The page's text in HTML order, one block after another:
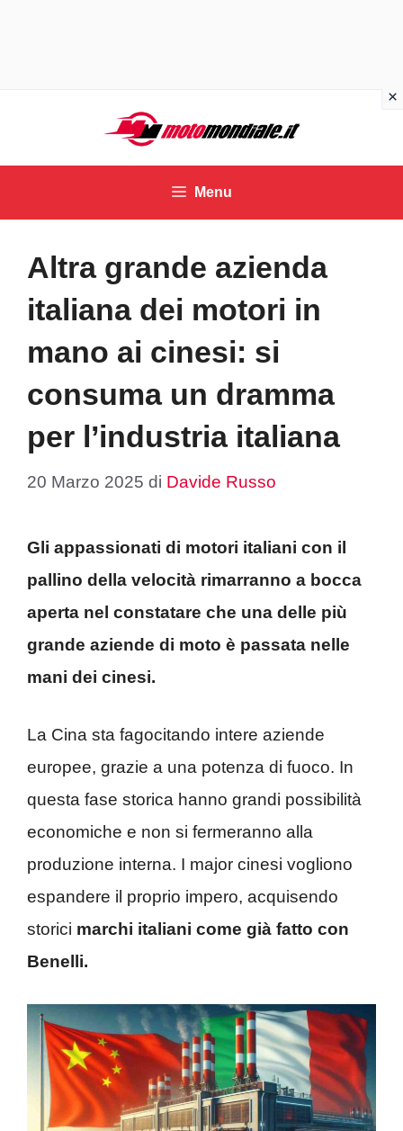
contenuto
Menu
Altra grande azienda
italiana dei motori in
mano ai cinesi: si
consuma un dramma
per l’industria italiana
20 Marzo 2025 di Davide Russo
Gli appassionati di motori italiani con il
pallino della velocità rimarranno a bocca
aperta nel constatare che una delle più
grande aziende di moto è passata nelle
mani dei cinesi.
La Cina sta fagocitando intere aziende
europee, grazie a una potenza di fuoco. In
questa fase storica hanno grandi possibilità
economiche e non si fermeranno alla
produzione interna. I major cinesi vogliono
espandere il proprio impero, acquisendo
storici marchi italiani come già fatto con
Benelli.